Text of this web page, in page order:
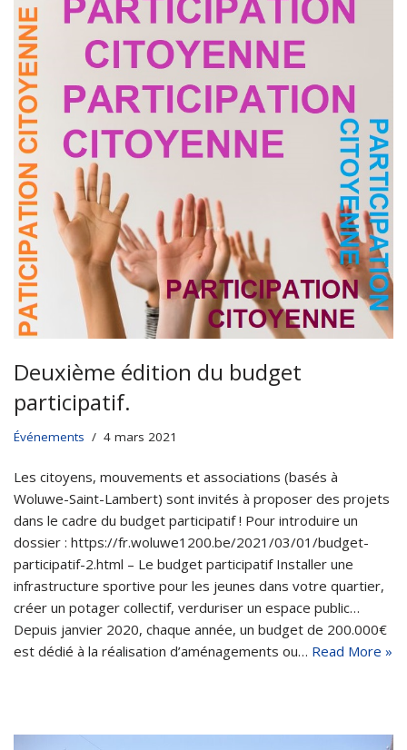
Deuxième édition du budget
participatif.
Événements 4 mars 2021
Les citoyens, mouvements et associations (basés à
Woluwe-Saint-Lambert) sont invités à proposer des projets
dans le cadre du budget participatif ! Pour introduire un
dossier : https://fr.woluwe1200.be/2021/03/01/budget-
participatif-2.html – Le budget participatif Installer une
infrastructure sportive pour les jeunes dans votre quartier,
créer un potager collectif, verduriser un espace public…
Depuis janvier 2020, chaque année, un budget de 200.000€
est dédié à la réalisation d’aménagements ou… Read More »